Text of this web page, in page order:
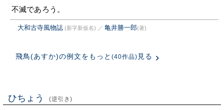
不滅であろう。
大和古寺風物誌 (新字新仮名) ／ 亀井勝一郎(著)
飛鳥(あすか)の例文をもっと (40作品) 見る
ひちょう (逆引き)